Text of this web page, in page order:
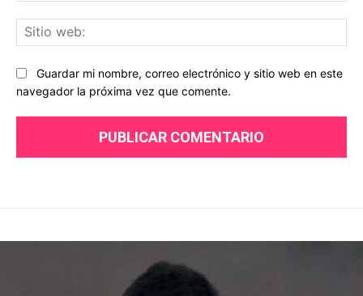
Guardar mi nombre, correo electrónico y sitio web en este
navegador la próxima vez que comente.